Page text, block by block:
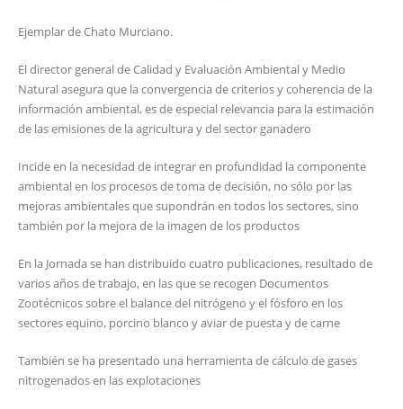
Ejemplar de Chato Murciano.
El director general de Calidad y Evaluación Ambiental y Medio
Natural asegura que la convergencia de criterios y coherencia de la
información ambiental, es de especial relevancia para la estimación
de las emisiones de la agricultura y del sector ganadero
Incide en la necesidad de integrar en profundidad la componente
ambiental en los procesos de toma de decisión, no sólo por las
mejoras ambientales que supondrán en todos los sectores, sino
también por la mejora de la imagen de los productos
En la Jornada se han distribuido cuatro publicaciones, resultado de
varios años de trabajo, en las que se recogen Documentos
Zootécnicos sobre el balance del nitrógeno y el fósforo en los
sectores equino, porcino blanco y aviar de puesta y de carne
También se ha presentado una herramienta de cálculo de gases
nitrogenados en las explotaciones